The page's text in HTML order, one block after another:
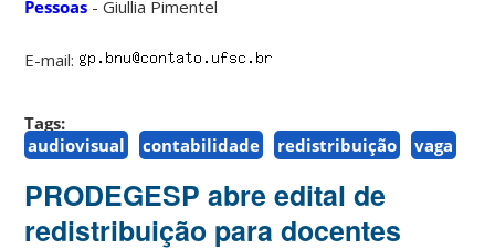
Pessoas - Giullia Pimentel
E-mail:
Tags:
audiovisual
contabilidade redistribuição vaga
PRODEGESP abre edital de
redistribuição para docentes